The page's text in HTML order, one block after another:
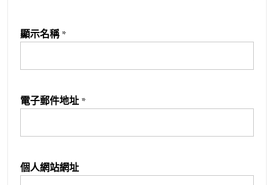
顯示名稱 *
電子郵件地址 *
個人網站網址